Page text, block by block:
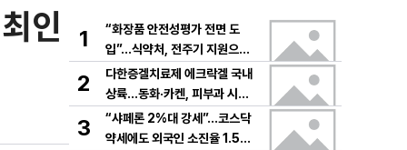
인
1
“화장품 안전성평가 전면 도
입”…식약처, 전주기 지원으로
K뷰티 고도화
2
다한증겔치료제 에크락겔 국내
상륙…동화·카켄, 피부과 시장
공략
3
“샤페론 2%대 강세”…코스닥
약세에도 외국인 소진율 1.5